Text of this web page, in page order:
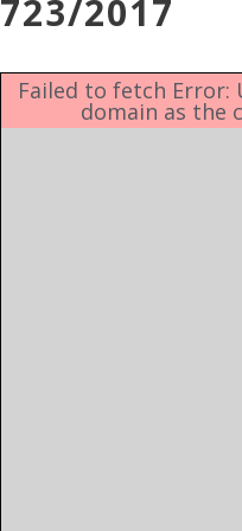
Επιτροπή
Ενότητες
723/2017
Failed to fetch Error:
domain as the